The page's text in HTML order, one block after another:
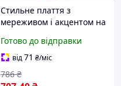
Стильне плаття з
мереживом і акцентом на
елегантність
Готово до відправки
від71 ₴/міс
786 ₴